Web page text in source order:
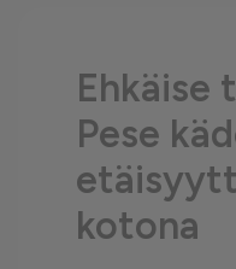
Ehkäise
Pese
kotona